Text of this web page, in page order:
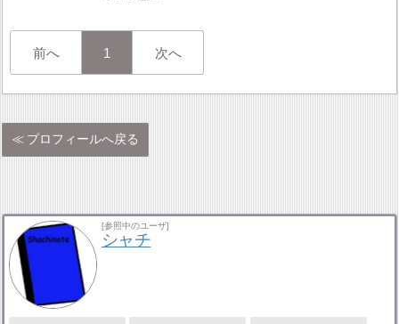
前へ 1 次へ
プロフィールへ戻る
[参照中のユーザ]
シャチ